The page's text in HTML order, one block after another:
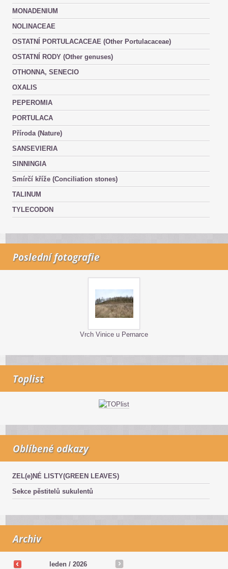
MONADENIUM
NOLINACEAE
OSTATNÍ PORTULACACEAE (Other Portulacaceae)
OSTATNÍ RODY (Other genuses)
OTHONNA, SENECIO
OXALIS
PEPEROMIA
PORTULACA
Příroda (Nature)
SANSEVIERIA
SINNINGIA
Smírčí kříže (Conciliation stones)
TALINUM
TYLECODON
Poslední fotografie
Vrch Vinice u Pernarce
Toplist
Oblíbené odkazy
ZEL(e)NÉ LISTY(GREEN LEAVES)
Sekce pěstitelů sukulentů
Archiv
leden / 2026